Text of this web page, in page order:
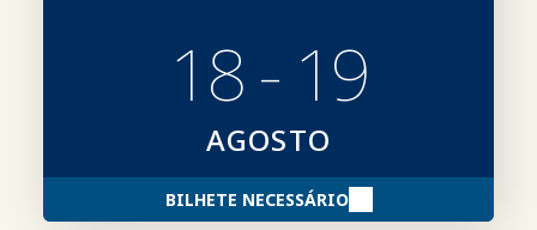
18 - 19
AGOSTO
BILHETE NECESSÁRIO